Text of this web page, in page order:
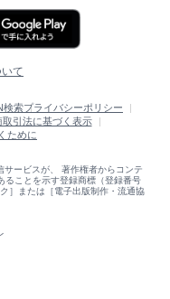
て
検索プライバシーポリシー
取引法に基づく表示
ために
ービスが、 著作権者からコンテ
ることを示す登録商標（登録番号
］または［電子出版制作・流通協